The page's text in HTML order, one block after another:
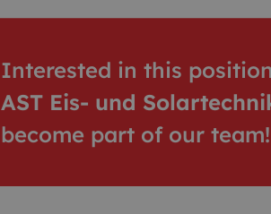
Interested in this
AST Eis- und
become part of our team!